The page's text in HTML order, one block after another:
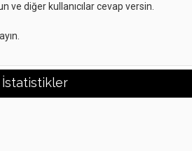
ve diğer kullanıcılar cevap versin.
İstatistikler